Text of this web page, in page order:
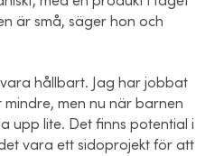
är små, säger hon och
vara hållbart. Jag har jobbat
men nu när barnen
upp lite. Det finns potential i
vara ett sidoprojekt för att